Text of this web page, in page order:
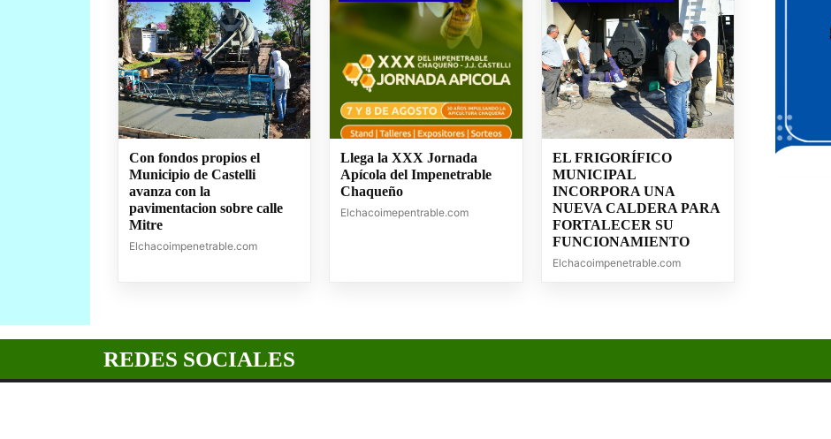
Con fondos propios el
Municipio de Castelli
avanza con la
pavimentacion sobre calle
Mitre
Elchacoimpenetrable.com
Llega la XXX Jornada
Apícola del Impenetrable
Chaqueño
Elchacoimepentrable.com
EL FRIGORÍFICO
MUNICIPAL
INCORPORA UNA
NUEVA CALDERA PARA
FORTALECER SU
FUNCIONAMIENTO
Elchacoimpenetrable.com
REDES SOCIALES